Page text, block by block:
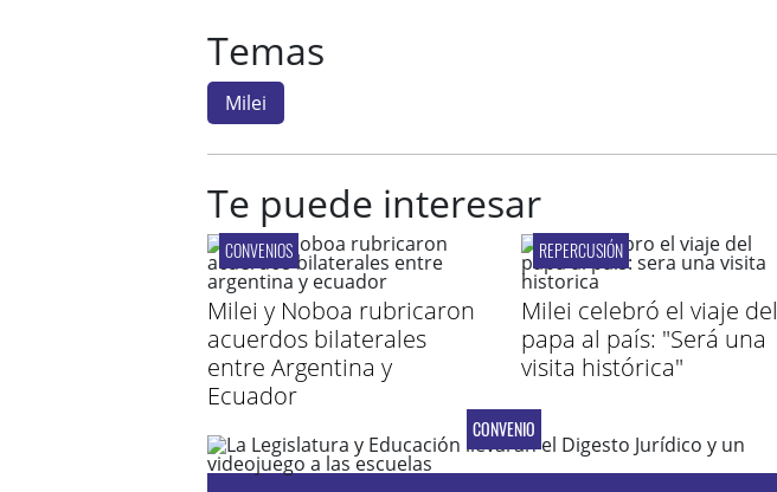
Temas
Milei
Te puede interesar
CONVENIOS
Milei y Noboa rubricaron
acuerdos bilaterales
entre Argentina y
Ecuador
REPERCUSIÓN
Milei celebró el viaje del
papa al país: "Será una
visita histórica"
CONVENIO